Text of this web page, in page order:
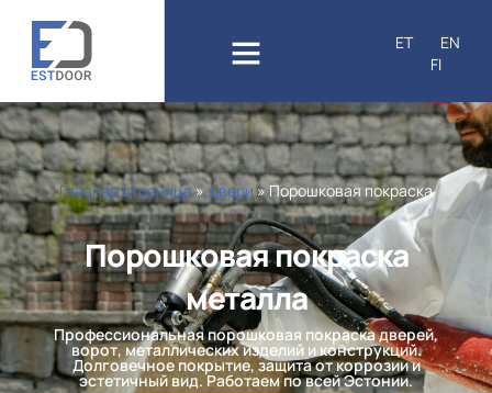
содержимому
ET
EN
FI
Главная страница»Двери»Порошковая покраска
Порошковая покраска
металла
Профессиональная порошковая покраска дверей,
ворот, металлических изделий и конструкций.
Долговечное покрытие, защита от коррозии и
эстетичный вид. Работаем по всей Эстонии.